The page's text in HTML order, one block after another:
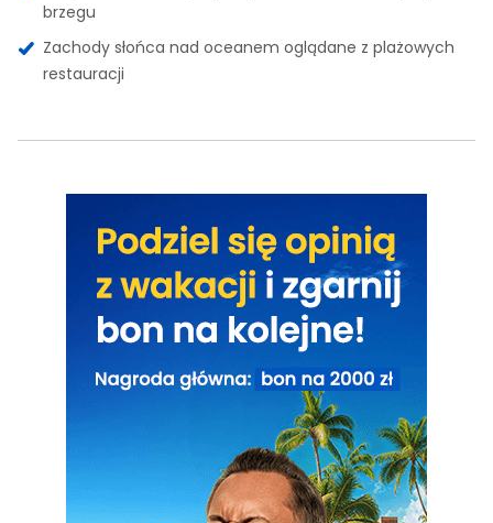
brzegu
Zachody słońca nad oceanem oglądane z plażowych
restauracji